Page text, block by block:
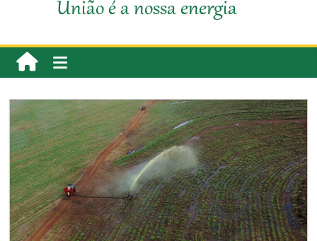
União é a nossa energia